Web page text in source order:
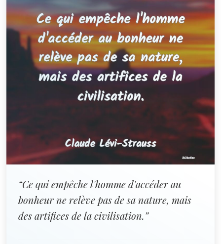
“Ce qui empêche l'homme d'accéder au
bonheur ne relève pas de sa nature, mais
des artifices de la civilisation.”